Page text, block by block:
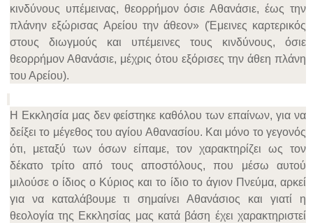
κινδύνους υπέμεινας, θεορρήμον όσιε Αθανάσιε, έως την
πλάνην εξώρισας Αρείου την άθεον» (Έμεινες καρτερικός
στους διωγμούς και υπέμεινες τους κινδύνους, όσιε
θεορρήμον Αθανάσιε, μέχρις ότου εξόρισες την άθεη πλάνη
του Αρείου).
Η Εκκλησία μας δεν φείστηκε καθόλου των επαίνων, για να
δείξει το μέγεθος του αγίου Αθανασίου. Και μόνο το γεγονός
ότι, μεταξύ των όσων είπαμε, τον χαρακτηρίζει ως τον
δέκατο τρίτο από τους αποστόλους, που μέσω αυτού
μιλούσε ο ίδιος ο Κύριος και το ίδιο το άγιον Πνεύμα, αρκεί
για να καταλάβουμε τι σημαίνει Αθανάσιος και γιατί η
θεολογία της Εκκλησίας μας κατά βάση έχει χαρακτηριστεί